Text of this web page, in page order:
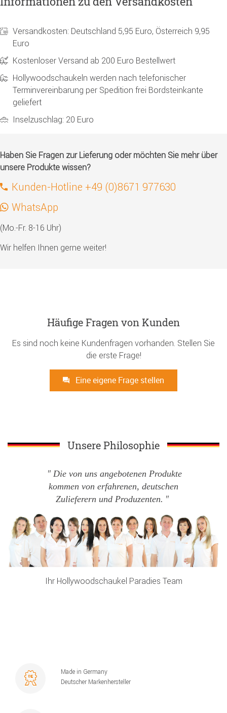
Versandkosten: Deutschland 5,95 Euro, Österreich 9,95
Euro
Kostenloser Versand ab 200 Euro Bestellwert
Hollywoodschaukeln werden nach telefonischer
Terminvereinbarung per Spedition frei Bordsteinkante
geliefert
Inselzuschlag: 20 Euro
Haben Sie Fragen zur Lieferung oder möchten Sie mehr über
unsere Produkte wissen?
Kunden-Hotline +49 (0)8671 977630
WhatsApp
(Mo.-Fr. 8-16 Uhr)
Wir helfen Ihnen gerne weiter!
Häufige Fragen von Kunden
Es sind noch keine Kundenfragen vorhanden. Stellen Sie
die erste Frage!
Eine eigene Frage stellen
Unsere Philosophie
Die von uns angebotenen Produkte
kommen von erfahrenen, deutschen
Zulieferern und Produzenten.
Ihr Hollywoodschaukel Paradies Team
Made in Germany
Deutscher Markenhersteller